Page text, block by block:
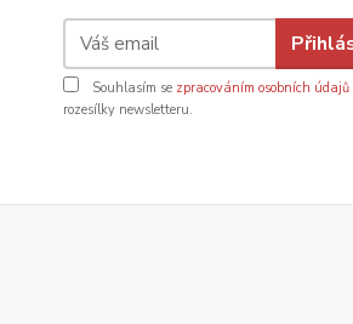
Souhlasím se zpracováním osobních údajů
rozesílky newsletteru.